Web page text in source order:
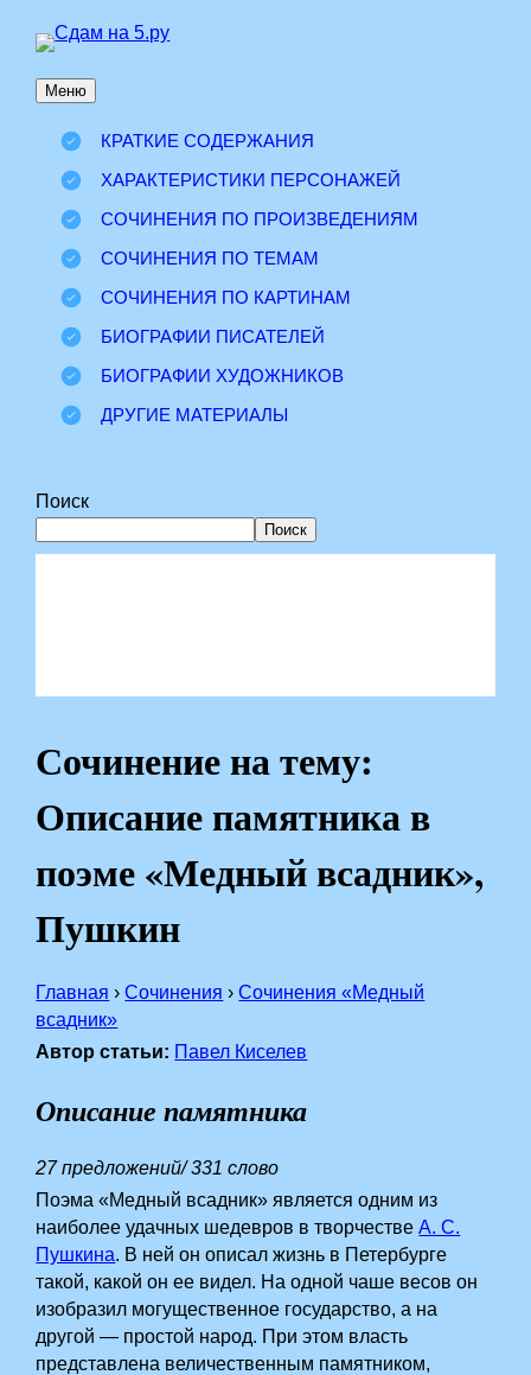
Перейти
содержимому
Меню
КРАТКИЕ СОДЕРЖАНИЯ
ХАРАКТЕРИСТИКИ ПЕРСОНАЖЕЙ
СОЧИНЕНИЯ ПО ПРОИЗВЕДЕНИЯМ
СОЧИНЕНИЯ ПО ТЕМАМ
СОЧИНЕНИЯ ПО КАРТИНАМ
БИОГРАФИИ ПИСАТЕЛЕЙ
БИОГРАФИИ ХУДОЖНИКОВ
ДРУГИЕ МАТЕРИАЛЫ
Поиск
Поиск
Сочинение на тему:
Описание памятника в
поэме «Медный всадник»,
Пушкин
Главная › Сочинения › Сочинения «Медный
всадник»
Автор статьи: Павел Киселев
Описание памятника
27 предложений/ 331 слово
Поэма «Медный всадник» является одним из
наиболее удачных шедевров в творчествеА. С.
Пушкина. В ней он описал жизнь в Петербурге
такой, какой он ее видел. На одной чаше весов он
изобразил могущественное государство, а на
другой — простой народ. При этом власть
представлена величественным памятником,